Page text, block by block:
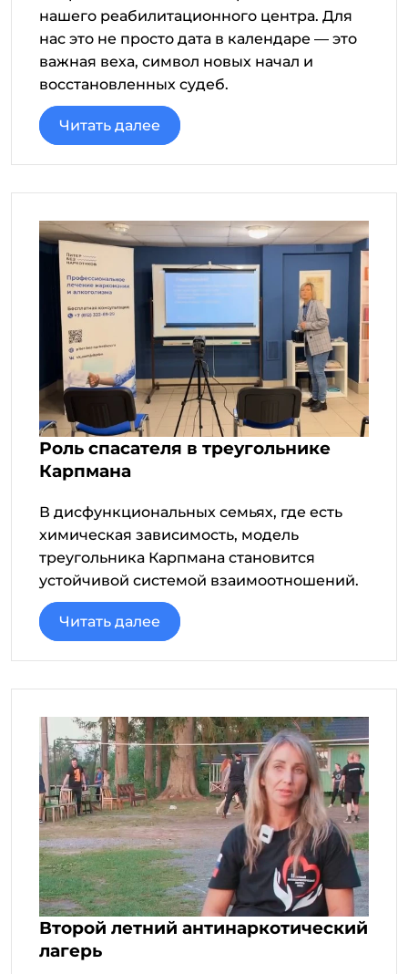
нашего реабилитационного центра. Для
нас это не просто дата в календаре — это
важная веха, символ новых начал и
восстановленных судеб.
Читать далее
Роль спасателя в треугольнике
Карпмана
В дисфункциональных семьях, где есть
химическая зависимость, модель
треугольника Карпмана становится
устойчивой системой взаимоотношений.
Читать далее
Второй летний антинаркотический
лагерь